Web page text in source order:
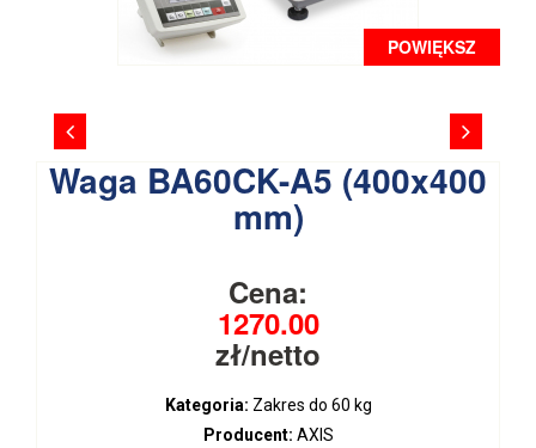
POWIĘKSZ
Waga BA60CK-A5 (400x400
mm)
Cena:
1270.00
zł/netto
Kategoria: Zakres do 60 kg
Producent: AXIS